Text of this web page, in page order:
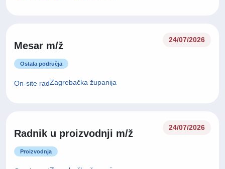
Mesar m/ž
24/07/2026
Ostala područja
On-site radZagrebačka županija
Radnik u proizvodnji m/ž
24/07/2026
Proizvodnja